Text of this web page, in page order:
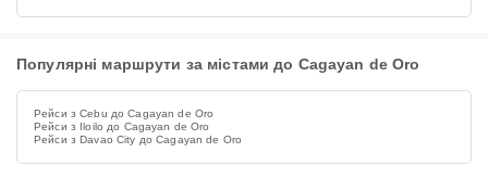
Популярні маршрути за містами до Cagayan de Oro
Рейси з Cebu до Cagayan de Oro
Рейси з Iloilo до Cagayan de Oro
Рейси з Davao City до Cagayan de Oro